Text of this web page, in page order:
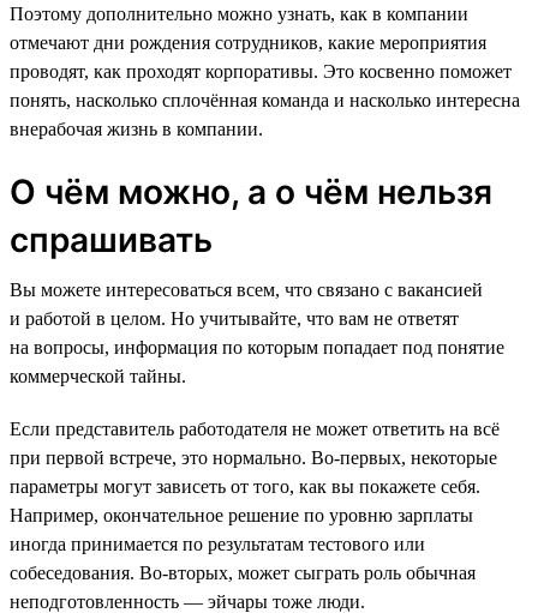
Поэтому дополнительно можно узнать, как в компании
отмечают дни рождения сотрудников, какие мероприятия
проводят, как проходят корпоративы. Это косвенно поможет
понять, насколько сплочённая команда и насколько интересна
внерабочая жизнь в компании.
О чём можно, а о чём нельзя
спрашивать
Вы можете интересоваться всем, что связано с вакансией
и работой в целом. Но учитывайте, что вам не ответят
на вопросы, информация по которым попадает под понятие
коммерческой тайны.
Если представитель работодателя не может ответить на всё
при первой встрече, это нормально. Во-первых, некоторые
параметры могут зависеть от того, как вы покажете себя.
Например, окончательное решение по уровню зарплаты
иногда принимается по результатам тестового или
собеседования. Во-вторых, может сыграть роль обычная
неподготовленность — эйчары тоже люди.